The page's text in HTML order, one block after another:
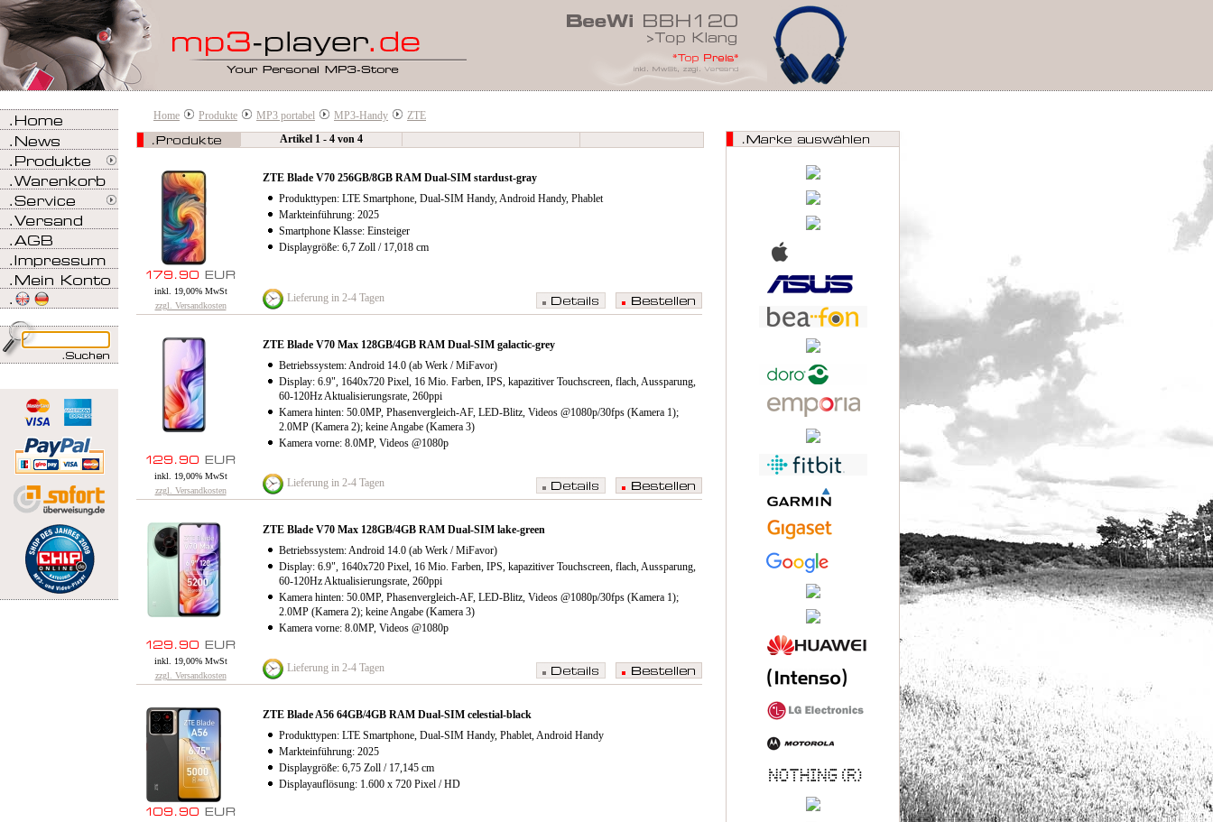
Home Produkte MP3 portabel MP3-Handy
ZTE
Artikel 1 - 4 von 4
ZTE Blade V70 256GB/8GB RAM Dual-SIM stardust-gray
Produkttypen: LTE Smartphone, Dual-SIM Handy, Android Handy, Phablet
Markteinführung: 2025
Smartphone Klasse: Einsteiger
Displaygröße: 6,7 Zoll / 17,018 cm
inkl. 19,00% MwSt
zzgl. Versandkosten
Lieferung in 2-4 Tagen
ZTE Blade V70 Max 128GB/4GB RAM Dual-SIM galactic-grey
Betriebssystem: Android 14.0 (ab Werk /​ MiFavor)
Display: 6.9", 1640x720 Pixel, 16 Mio. Farben, IPS, kapazitiver Touchscreen, flach, Aussparung,
60-120Hz Aktualisierungsrate, 260ppi
Kamera hinten: 50.0MP, Phasenvergleich-AF, LED-Blitz, Videos @1080p/​30fps (Kamera 1);
2.0MP (Kamera 2); keine Angabe (Kamera 3)
Kamera vorne: 8.0MP, Videos @1080p
inkl. 19,00% MwSt
zzgl. Versandkosten
Lieferung in 2-4 Tagen
ZTE Blade V70 Max 128GB/4GB RAM Dual-SIM lake-green
Betriebssystem: Android 14.0 (ab Werk /​ MiFavor)
Display: 6.9", 1640x720 Pixel, 16 Mio. Farben, IPS, kapazitiver Touchscreen, flach, Aussparung,
60-120Hz Aktualisierungsrate, 260ppi
Kamera hinten: 50.0MP, Phasenvergleich-AF, LED-Blitz, Videos @1080p/​30fps (Kamera 1);
2.0MP (Kamera 2); keine Angabe (Kamera 3)
Kamera vorne: 8.0MP, Videos @1080p
inkl. 19,00% MwSt
zzgl. Versandkosten
Lieferung in 2-4 Tagen
ZTE Blade A56 64GB/4GB RAM Dual-SIM celestial-black
Produkttypen: LTE Smartphone, Dual-SIM Handy, Phablet, Android Handy
Markteinführung: 2025
Displaygröße: 6,75 Zoll / 17,145 cm
Displayauflösung: 1.600 x 720 Pixel / HD